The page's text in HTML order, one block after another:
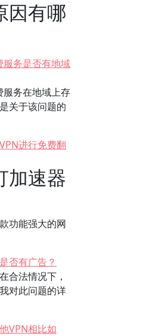
因有哪
务是否有地域
务在地域上存
关于该问题的
进行免费翻
加速器
功能强大的网
否有广告？
合法情况下，
对此问题的详
VPN相比如